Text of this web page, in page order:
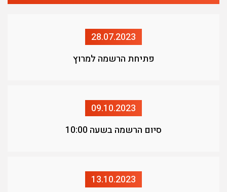
28.07.2023
פתיחת הרשמה למרוץ
09.10.2023
סיום הרשמה בשעה 10:00
13.10.2023